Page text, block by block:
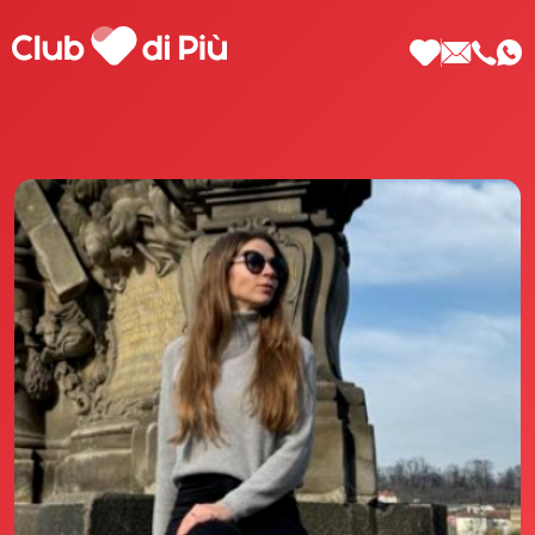
Scopri Club di Più
Le testimonianze Club di Più
La fondatrice Valeria Pilla
Annunci Donne
Agenzia matrimoniale Club di Più
Love Notebook